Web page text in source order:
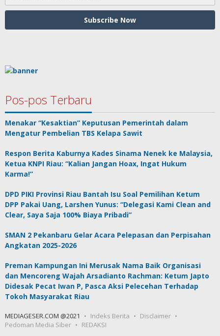
Pos-pos Terbaru
Menakar “Kesaktian” Keputusan Pemerintah dalam
Mengatur Pembelian TBS Kelapa Sawit
Respon Berita Kaburnya Kades Sinama Nenek ke Malaysia,
Ketua KNPI Riau: “Kalian Jangan Hoax, Ingat Hukum
Karma!”
DPD PIKI Provinsi Riau Bantah Isu Soal Pemilihan Ketum
DPP Pakai Uang, Larshen Yunus: “Delegasi Kami Clean and
Clear, Saya Saja 100% Biaya Pribadi”
SMAN 2 Pekanbaru Gelar Acara Pelepasan dan Perpisahan
Angkatan 2025-2026
Preman Kampungan Ini Merusak Nama Baik Organisasi
dan Mencoreng Wajah Arsadianto Rachman: Ketum Japto
Didesak Pecat Iwan P, Pasca Aksi Pelecehan Terhadap
Tokoh Masyarakat Riau
MEDIAGESER.COM @2021 Indeks Berita
Disclaimer
Pedoman Media Siber
REDAKSI